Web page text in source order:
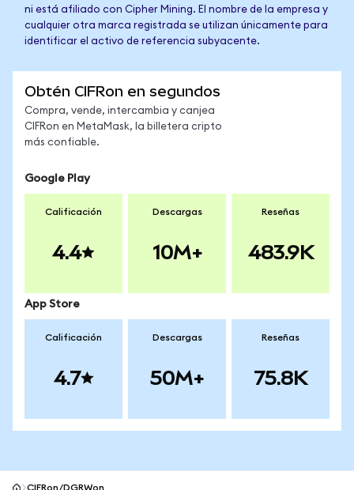
ni está afiliado con Cipher Mining. El nombre de la empresa y
cualquier otra marca registrada se utilizan únicamente para
identificar el activo de referencia subyacente.
Obtén CIFRon en segundos
Compra, vende, intercambia y canjea
CIFRon en MetaMask, la billetera cripto
más confiable.
Google Play
Calificación
4.4
Descargas
10M+
Reseñas
483.9K
App Store
Calificación
4.7
Descargas
50M+
Reseñas
75.8K
CIFRon/DGRWon